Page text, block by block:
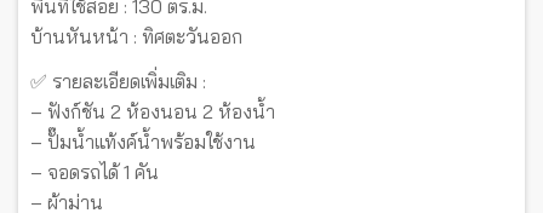
พื้นที่ใช้สอย : 130 ตร.ม.
บ้านหันหน้า : ทิศตะวันออก
✅ รายละเอียดเพิ่มเติม :
– ฟังก์ชัน 2 ห้องนอน 2 ห้องน้ำ
– ปั๊มน้ำแท้งค์น้ำพร้อมใช้งาน
– จอดรถได้ 1 คัน
– ผ้าม่าน